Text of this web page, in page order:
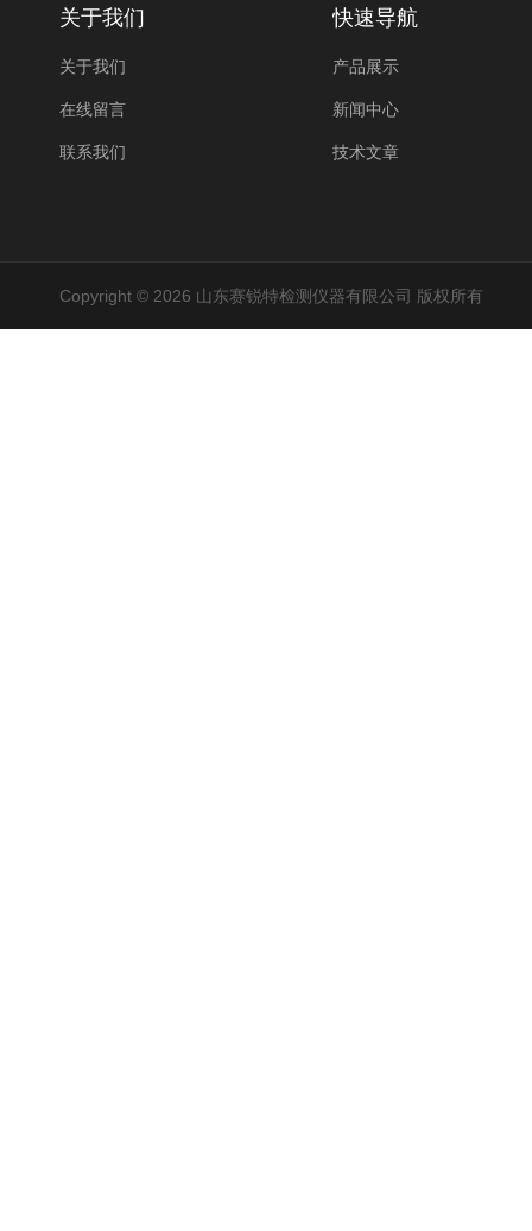
关于我们
关于我们
在线留言
联系我们
快速导航
产品展示
新闻中心
技术文章
Copyright © 2026 山东赛锐特检测仪器有限公司 版权所有